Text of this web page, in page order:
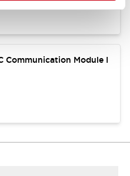
Communication Module I